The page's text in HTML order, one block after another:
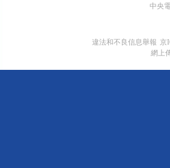
中央
違法和不良信息舉報 京
網上